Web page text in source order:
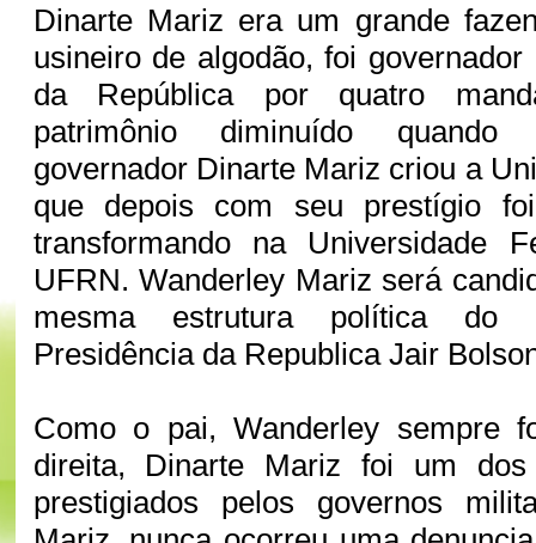
Dinarte Mariz era um grande
usineiro de algodão, foi
da República por quatro
patrimônio diminuído quando
governador Dinarte Mariz criou a
que depois com seu prestígio
transformando na Universidade
UFRN. Wanderley Mariz será
mesma estrutura política do
Presidência da Republica Jair
Como o pai, Wanderley sempre
direita, Dinarte Mariz foi um dos
prestigiados pelos governos